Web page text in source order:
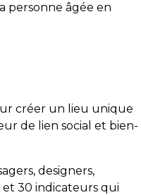
personne âgée en
créer un lieu unique
de lien social et bien-
designers,
et 30 indicateurs qui